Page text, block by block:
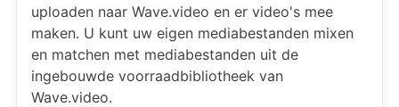
uploaden naar Wave.video en er video's mee
maken. U kunt uw eigen mediabestanden mixen
en matchen met mediabestanden uit de
ingebouwde voorraadbibliotheek van
Wave.video.